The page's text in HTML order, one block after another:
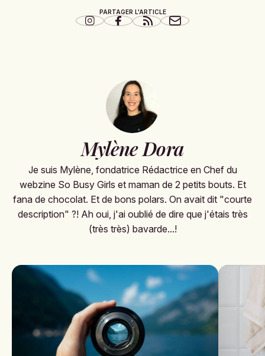
PARTAGER L'ARTICLE
Mylène Dora
Je suis Mylène, fondatrice Rédactrice en Chef du
webzine So Busy Girls et maman de 2 petits bouts. Et
fana de chocolat. Et de bons polars. On avait dit "courte
description" ?! Ah oui, j'ai oublié de dire que j'étais très
(très très) bavarde...!